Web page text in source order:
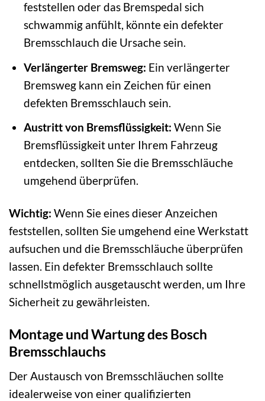
feststellen oder das Bremspedal sich
schwammig anfühlt, könnte ein defekter
Bremsschlauch die Ursache sein.
Verlängerter Bremsweg: Ein verlängerter
Bremsweg kann ein Zeichen für einen
defekten Bremsschlauch sein.
Austritt von Bremsflüssigkeit: Wenn Sie
Bremsflüssigkeit unter Ihrem Fahrzeug
entdecken, sollten Sie die Bremsschläuche
umgehend überprüfen.
Wichtig: Wenn Sie eines dieser Anzeichen
feststellen, sollten Sie umgehend eine Werkstatt
aufsuchen und die Bremsschläuche überprüfen
lassen. Ein defekter Bremsschlauch sollte
schnellstmöglich ausgetauscht werden, um Ihre
Sicherheit zu gewährleisten.
Montage und Wartung des Bosch
Bremsschlauchs
Der Austausch von Bremsschläuchen sollte
idealerweise von einer qualifizierten